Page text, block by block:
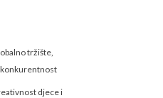
tržište,
konkurentnost
djece i